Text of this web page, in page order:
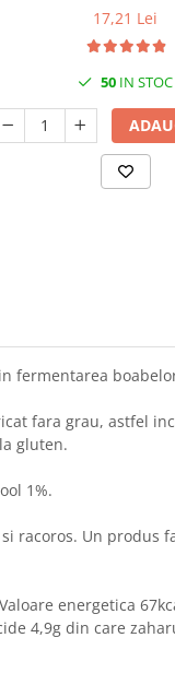
17,21 Lei
50 IN STOC
fermentarea
fara grau, astfel
gluten.
1%.
racoros. Un produs
Valoare energetica
4,9g din care